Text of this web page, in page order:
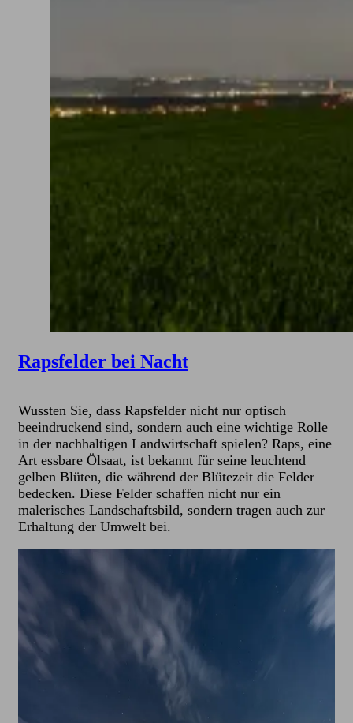
Rapsfelder bei Nacht
Wussten Sie, dass Rapsfelder nicht nur optisch
beeindruckend sind, sondern auch eine wichtige Rolle
in der nachhaltigen Landwirtschaft spielen? Raps, eine
Art essbare Ölsaat, ist bekannt für seine leuchtend
gelben Blüten, die während der Blütezeit die Felder
bedecken. Diese Felder schaffen nicht nur ein
malerisches Landschaftsbild, sondern tragen auch zur
Erhaltung der Umwelt bei.